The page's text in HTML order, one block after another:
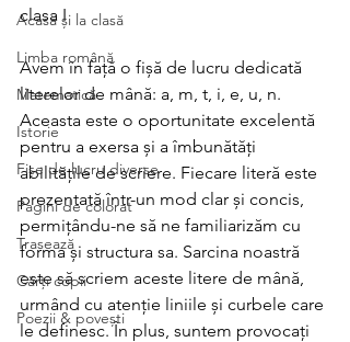
Acasă și la clasă
Limba română
Matematică
Istorie
Fișe de lucru diverse
Pagini de colorat
Trasează
Cărți copii
Poezii & povești
clasa I
Avem în față o fișă de lucru dedicată
literelor de mână: a, m, t, i, e, u, n.
Aceasta este o oportunitate excelentă
pentru a exersa și a îmbunătăți
abilitățile de scriere. Fiecare literă este
prezentată într-un mod clar și concis,
permițându-ne să ne familiarizăm cu
forma și structura sa. Sarcina noastră
este să scriem aceste litere de mână,
urmând cu atenție liniile și curbele care
le definesc. În plus, suntem provocați